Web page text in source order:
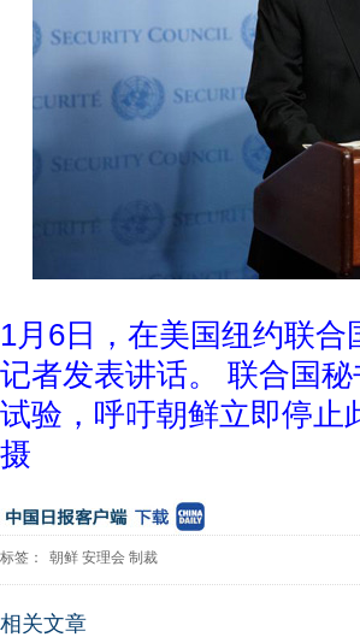
1月6日，在美国纽约联
记者发表讲话。 联合国
试验，呼吁朝鲜立即停止
摄
标签： 朝鲜 安理会 制裁
相关文章